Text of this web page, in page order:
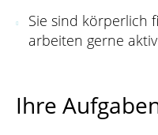
Sie sind körperlich
arbeiten gerne
Ihre